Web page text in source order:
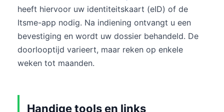
heeft hiervoor uw identiteitskaart (eID) of de
Itsme-app nodig. Na indiening ontvangt u een
bevestiging en wordt uw dossier behandeld. De
doorlooptijd varieert, maar reken op enkele
weken tot maanden.
Handige tools en links